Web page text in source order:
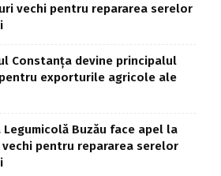
vechi pentru repararea serelor
Constanța devine principalul
exporturile agricole ale
Buzău face apel la
pentru repararea serelor